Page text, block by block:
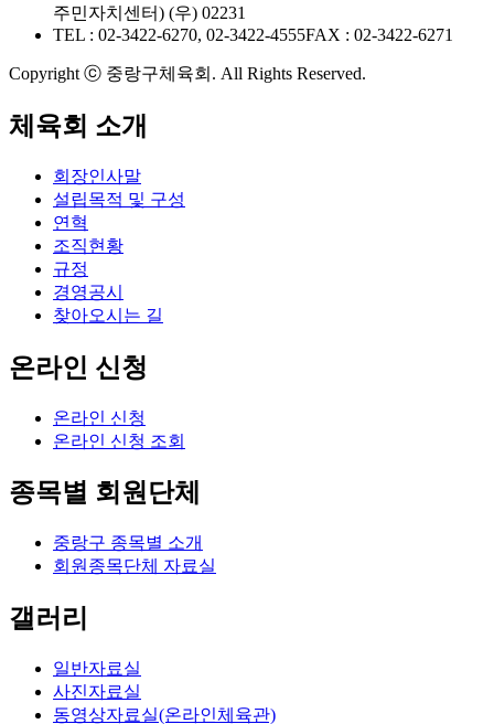
주민자치센터) (우) 02231
TEL : 02-3422-6270, 02-3422-4555FAX : 02-3422-6271
Copyright ⓒ 중랑구체육회. All Rights Reserved.
체육회 소개
회장인사말
설립목적 및 구성
연혁
조직현황
규정
경영공시
찾아오시는 길
온라인 신청
온라인 신청
온라인 신청 조회
종목별 회원단체
중랑구 종목별 소개
회원종목단체 자료실
갤러리
일반자료실
사진자료실
동영상자료실(온라인체육관)